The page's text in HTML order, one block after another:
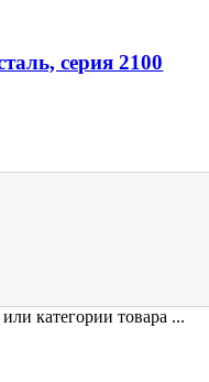
серия 2100
категории товара ...